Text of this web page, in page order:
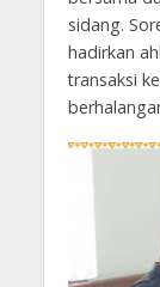
sidang.
hadirkan
transaksi